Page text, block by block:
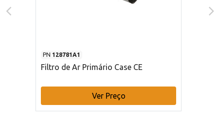
PN 128781A1
Filtro de Ar Primário Case CE
Ver Preço